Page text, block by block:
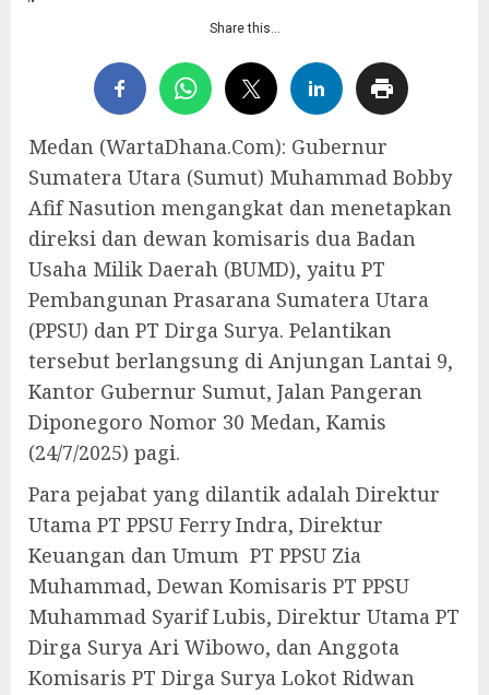
Share this…
Medan (WartaDhana.Com): Gubernur
Sumatera Utara (Sumut) Muhammad Bobby
Afif Nasution mengangkat dan menetapkan
direksi dan dewan komisaris dua Badan
Usaha Milik Daerah (BUMD), yaitu PT
Pembangunan Prasarana Sumatera Utara
(PPSU) dan PT Dirga Surya. Pelantikan
tersebut berlangsung di Anjungan Lantai 9,
Kantor Gubernur Sumut, Jalan Pangeran
Diponegoro Nomor 30 Medan, Kamis
(24/7/2025) pagi.
Para pejabat yang dilantik adalah Direktur
Utama PT PPSU Ferry Indra, Direktur
Keuangan dan Umum PT PPSU Zia
Muhammad, Dewan Komisaris PT PPSU
Muhammad Syarif Lubis, Direktur Utama PT
Dirga Surya Ari Wibowo, dan Anggota
Komisaris PT Dirga Surya Lokot Ridwan